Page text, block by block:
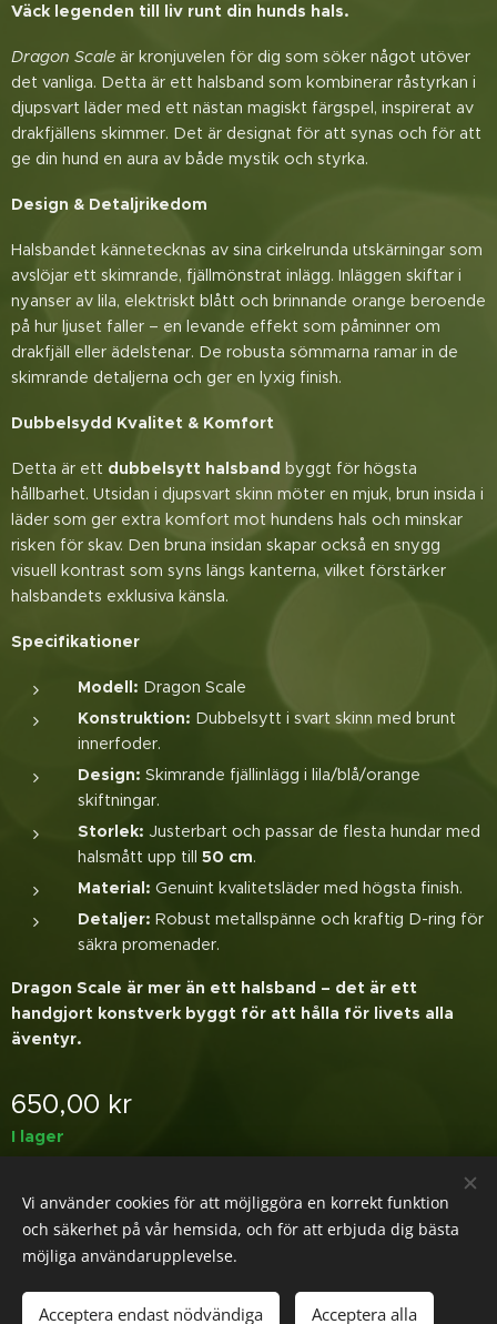
Väck legenden till liv runt din hunds hals.
Dragon Scale är kronjuvelen för dig som söker något utöver
det vanliga. Detta är ett halsband som kombinerar råstyrkan i
djupsvart läder med ett nästan magiskt färgspel, inspirerat av
drakfjällens skimmer. Det är designat för att synas och för att
ge din hund en aura av både mystik och styrka.
Design & Detaljrikedom
Halsbandet kännetecknas av sina cirkelrunda utskärningar som
avslöjar ett skimrande, fjällmönstrat inlägg. Inläggen skiftar i
nyanser av lila, elektriskt blått och brinnande orange beroende
på hur ljuset faller – en levande effekt som påminner om
drakfjäll eller ädelstenar. De robusta sömmarna ramar in de
skimrande detaljerna och ger en lyxig finish.
Dubbelsydd Kvalitet & Komfort
Detta är ett dubbelsytt halsband byggt för högsta
hållbarhet. Utsidan i djupsvart skinn möter en mjuk, brun insida i
läder som ger extra komfort mot hundens hals och minskar
risken för skav. Den bruna insidan skapar också en snygg
visuell kontrast som syns längs kanterna, vilket förstärker
halsbandets exklusiva känsla.
Specifikationer
Modell: Dragon Scale
Konstruktion: Dubbelsytt i svart skinn med brunt
innerfoder.
Design: Skimrande fjällinlägg i lila/blå/orange
skiftningar.
Storlek: Justerbart och passar de flesta hundar med
halsmått upp till 50 cm.
Material: Genuint kvalitetsläder med högsta finish.
Detaljer: Robust metallspänne och kraftig D-ring för
säkra promenader.
Dragon Scale är mer än ett halsband – det är ett
handgjort konstverk byggt för att hålla för livets alla
äventyr.
650,00 kr
I lager
Lägg i kundvagnen
© 2026 Glada Tassen Cookies
Vi använder cookies för att möjliggöra en korrekt funktion
och säkerhet på vår hemsida, och för att erbjuda dig bästa
möjliga användarupplevelse.
Acceptera endast nödvändiga Acceptera alla